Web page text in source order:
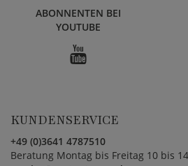
ABONNENTEN BEI
YOUTUBE
KUNDENSERVICE
+49 (0)3641 4787510
Beratung Montag bis Freitag 10 bis